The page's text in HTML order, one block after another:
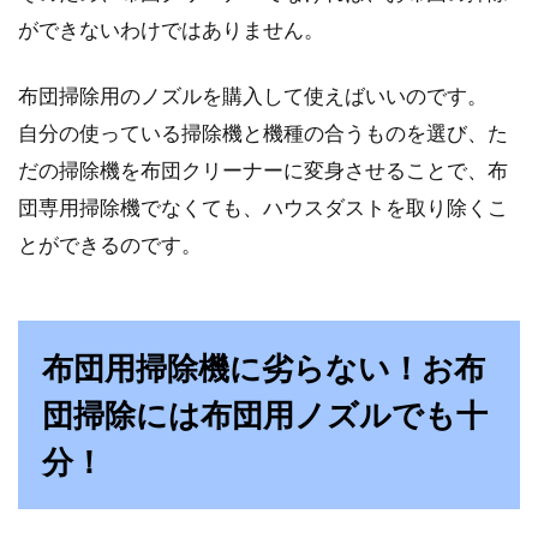
日本の湿度が高い原因って？！湿度
ってなんだかお分かりですか？？湿度が高いこ
とで起こ...
との比較と選び方
これから赤ちゃんを迎えるママにとって重要な
のが、ベビー布団を購入するかレンタルするか
ができないわけではありません。
布団掃除用のノズルを購入して使えばいいのです。
自分の使っている掃除機と機種の合うものを選び、た
だの掃除機を布団クリーナーに変身させることで、布
団専用掃除機でなくても、ハウスダストを取り除くこ
とができるのです。
布団用掃除機に劣らない！お布
団掃除には布団用ノズルでも十
分！